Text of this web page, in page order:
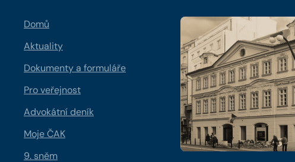
Domů
Aktuality
Dokumenty a formuláře
Pro veřejnost
Advokátní deník
Moje ČAK
9. sněm